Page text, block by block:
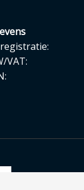
VAT: